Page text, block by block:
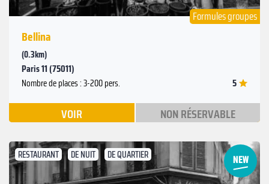
Formules groupes
Bellina
(0.3km)
Paris 11 (75011)
Nombre de places : 3-200 pers. 5
VOIR NON RÉSERVABLE
RESTAURANT DE NUIT DE QUARTIER